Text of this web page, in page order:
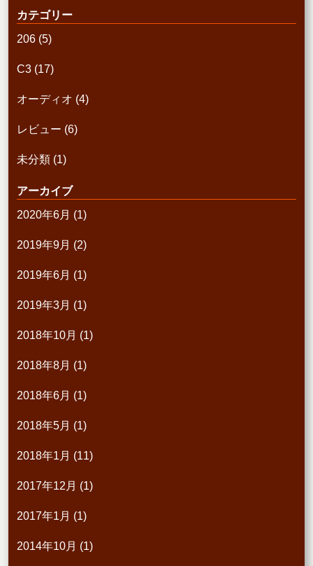
カテゴリー
206 (5)
C3 (17)
オーディオ (4)
レビュー (6)
未分類 (1)
アーカイブ
2020年6月 (1)
2019年9月 (2)
2019年6月 (1)
2019年3月 (1)
2018年10月 (1)
2018年8月 (1)
2018年6月 (1)
2018年5月 (1)
2018年1月 (11)
2017年12月 (1)
2017年1月 (1)
2014年10月 (1)